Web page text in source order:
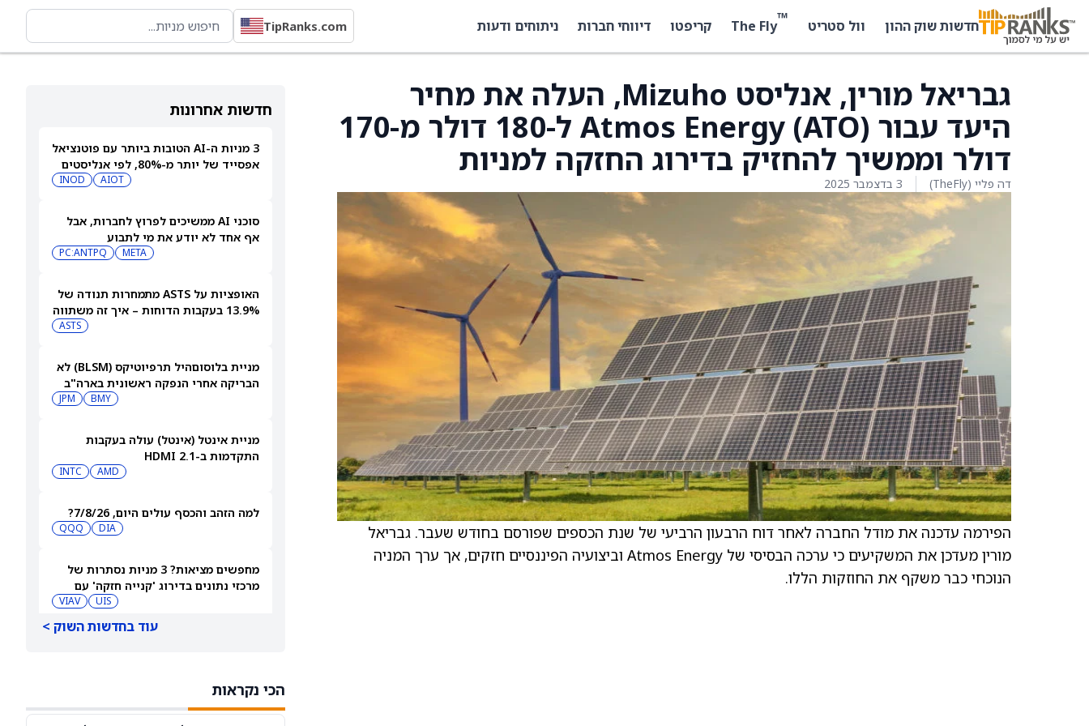
חדשות שוק ההון וול סטריט ™
The Fly קריפטו דיווחי חברות ניתוחים ודעות TipRanks.com
חדשות אחרונות
3 מניות ה-AI הטובות ביותר עם פוטנציאל
אפסייד של יותר מ-80%, לפי אנליסטים
AIOT
INOD
סוכני AI ממשיכים לפרוץ לחברות, אבל
אף אחד לא יודע את מי לתבוע
META
PC:ANTPQ
האופציות על ASTS מתמחרות תנודה של
13.9% בעקבות הדוחות – איך זה משתווה
ASTS
מניית בלוסוםהיל תרפיוטיקס (BLSM) לא
הבריקה אחרי הנפקה ראשונית בארה"ב
BMY
JPM
מניית אינטל (אינטל) עולה בעקבות
התקדמות ב-HDMI 2.1
AMD
INTC
למה הזהב והכסף עולים היום, 7/8/26?
DIA
QQQ
מחפשים מציאות? 3 מניות נסתרות של
מרכזי נתונים בדירוג 'קנייה חזקה' עם
UIS
VIAV
מניית ג'רזי מייק'ס סאבס (JMKE) ממשיכה
עוד בחדשות השוק >
הכי נקראות
גבריאל מורין, אנליסט Mizuho, העלה את מחיר
היעד עבור Atmos Energy (ATO) ל-180 דולר מ-170
דולר וממשיך להחזיק בדירוג החזקה למניות
דה פליי (TheFly) 3 בדצמבר 2025
הפירמה עדכנה את מודל החברה לאחר דוח הרבעון הרביעי של שנת הכספים שפורסם בחודש שעבר. גבריאל
מורין מעדכן את המשקיעים כי ערכה הבסיסי של Atmos Energy וביצועיה הפיננסיים חזקים, אך ערך המניה
הנוכחי כבר משקף את החוזקות הללו.